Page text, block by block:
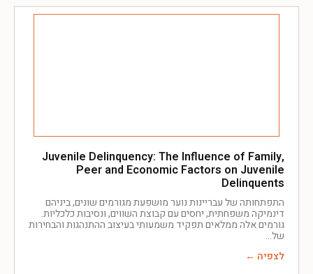
Juvenile Delinquency: The Influence of Family,
Peer and Economic Factors on Juvenile
Delinquents
התפתחותה של עבריינות נוער מושפעת מגורמים שונים, ביניהם
דינמיקה משפחתית, יחסים עם קבוצת השווים, ונסיבות כלכליות.
גורמים אלה ממלאים תפקיד משמעותי בעיצוב ההתנהגות והבחירות
של
לצפיה ←